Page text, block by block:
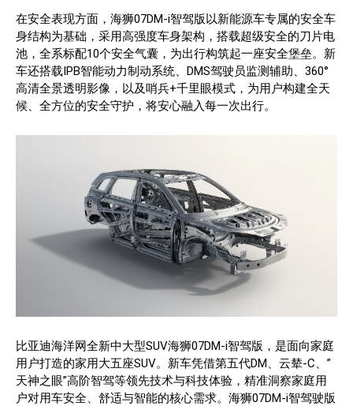
在安全表现方面，海狮07DM-i智驾版以新能源车专属的安全车
身结构为基础，采用高强度车身架构，搭载超级安全的刀片电
池，全系标配10个安全气囊，为出行构筑起一座安全堡垒。新
车还搭载IPB智能动力制动系统、DMS驾驶员监测辅助、360°
高清全景透明影像，以及哨兵+千里眼模式，为用户构建全天
候、全方位的安全守护，将安心融入每一次出行。
比亚迪海洋网全新中大型SUV海狮07DM-i智驾版，是面向家庭
用户打造的家用大五座SUV。新车凭借第五代DM、云辇-C、”
天神之眼”高阶智驾等领先技术与科技体验，精准洞察家庭用
户对用车安全、舒适与智能的核心需求。海狮07DM-i智驾驶版